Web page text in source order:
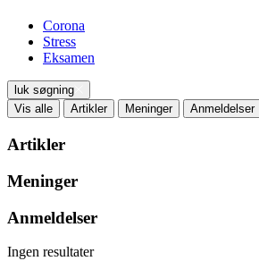
Corona
Stress
Eksamen
luk søgning
Vis alle
Artikler Meninger Anmeldelser
Artikler
Meninger
Anmeldelser
Ingen resultater